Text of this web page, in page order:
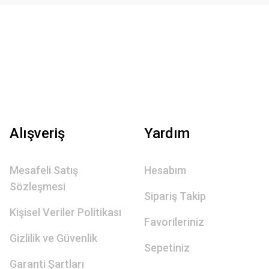
Alışveriş
Mesafeli Satış
Sözleşmesi
Kişisel Veriler Politikası
Gizlilik ve Güvenlik
Garanti Şartları
Yardım
Hesabım
Sipariş Takip
Favorileriniz
Sepetiniz